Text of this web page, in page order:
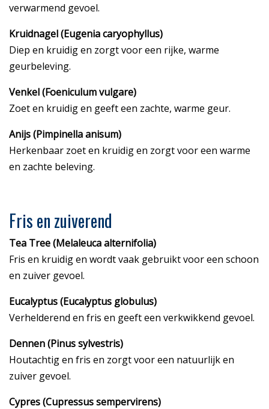
verwarmend gevoel.
Kruidnagel (Eugenia caryophyllus)
Diep en kruidig en zorgt voor een rijke, warme
geurbeleving.
Venkel (Foeniculum vulgare)
Zoet en kruidig en geeft een zachte, warme geur.
Anijs (Pimpinella anisum)
Herkenbaar zoet en kruidig en zorgt voor een warme
en zachte beleving.
Fris en zuiverend
Tea Tree (Melaleuca alternifolia)
Fris en kruidig en wordt vaak gebruikt voor een schoon
en zuiver gevoel.
Eucalyptus (Eucalyptus globulus)
Verhelderend en fris en geeft een verkwikkend gevoel.
Dennen (Pinus sylvestris)
Houtachtig en fris en zorgt voor een natuurlijk en
zuiver gevoel.
Cypres (Cupressus sempervirens)